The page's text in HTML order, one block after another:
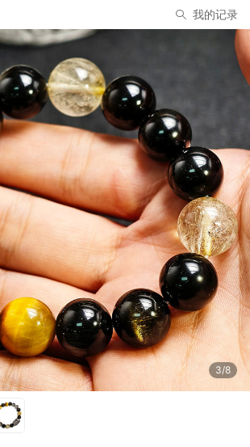
我的记录
3/8